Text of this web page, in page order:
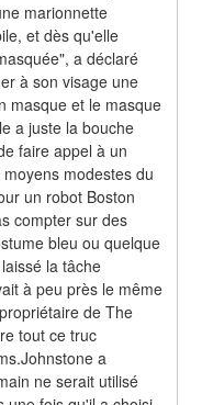
marionnette
et dès qu'elle
a déclaré
à son visage une
masque et le masque
a juste la bouche
faire appel à un
modestes du
un robot Boston
compter sur des
bleu ou quelque
la tâche
à peu près le même
de The
tout ce truc
a
ne serait utilisé